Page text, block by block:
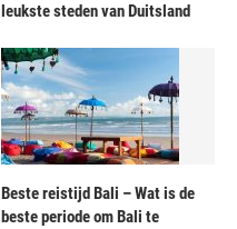
leukste steden van Duitsland
Beste reistijd Bali – Wat is de
beste periode om Bali te